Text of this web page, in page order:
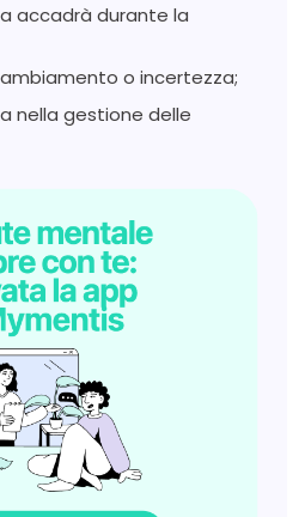
accadrà durante la
o incertezza;
nella gestione delle